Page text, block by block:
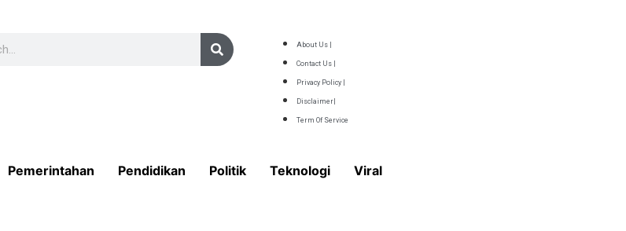
About Us |
Contact Us |
Privacy Policy |
Disclaimer|
Term Of Service
Pemerintahan Pendidikan Politik Teknologi Viral